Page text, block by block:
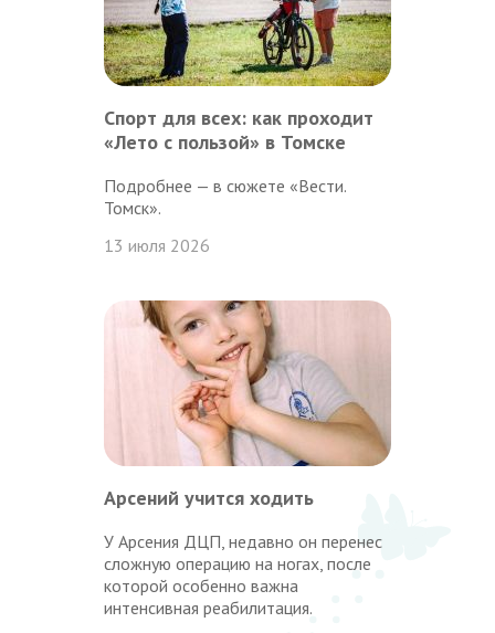
Спорт для всех: как проходит
«Лето с пользой» в Томске
Подробнее — в сюжете «Вести.
Томск».
13 июля 2026
Арсений учится ходить
У Арсения ДЦП, недавно он перенес
сложную операцию на ногах, после
которой особенно важна
интенсивная реабилитация.